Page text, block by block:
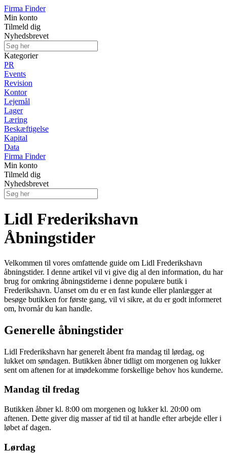
Firma Finder
Min konto
Tilmeld dig
Nyhedsbrevet
Kategorier
PR
Events
Revision
Kontor
Lejemål
Lager
Læring
Beskæftigelse
Kapital
Data
Firma Finder
Min konto
Tilmeld dig
Nyhedsbrevet
Lidl Frederikshavn
Åbningstider
Velkommen til vores omfattende guide om Lidl Frederikshavn
åbningstider. I denne artikel vil vi give dig al den information, du har
brug for omkring åbningstiderne i denne populære butik i
Frederikshavn. Uanset om du er en fast kunde eller planlægger at
besøge butikken for første gang, vil vi sikre, at du er godt informeret
om, hvornår du kan handle.
Generelle åbningstider
Lidl Frederikshavn har generelt åbent fra mandag til lørdag, og
lukket om søndagen. Butikken åbner tidligt om morgenen og lukker
sent om aftenen for at imødekomme forskellige behov hos kunderne.
Mandag til fredag
Butikken åbner kl. 8:00 om morgenen og lukker kl. 20:00 om
aftenen. Dette giver dig masser af tid til at handle efter arbejde eller i
løbet af dagen.
Lørdag